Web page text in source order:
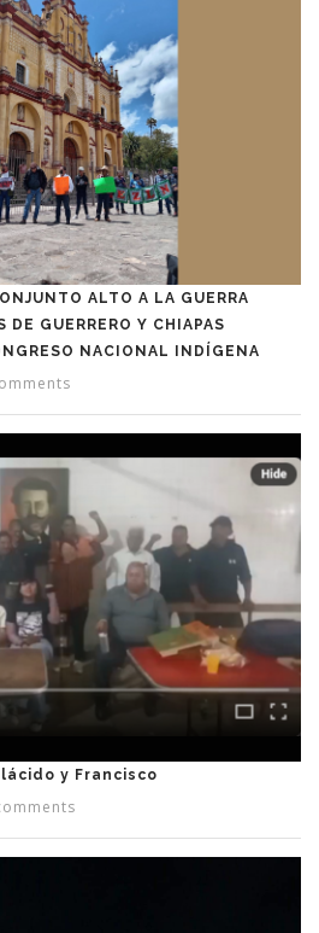
ALTO A LA GUERRA
GUERRERO Y CHIAPAS
NACIONAL INDÍGENA
y Francisco